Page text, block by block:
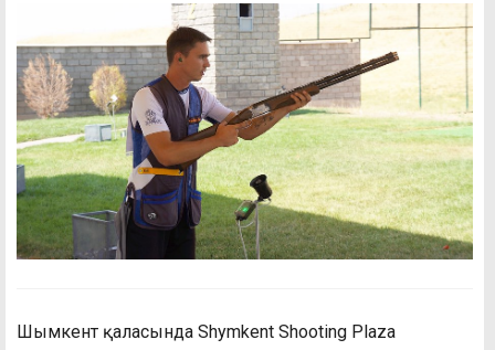
Шымкент қаласында Shymkent Shooting Plaza